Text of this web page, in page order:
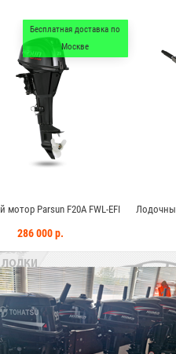
Бесплатная доставка по
Лодочный мотор Parsun F20A BML-EFI
218 000 р.